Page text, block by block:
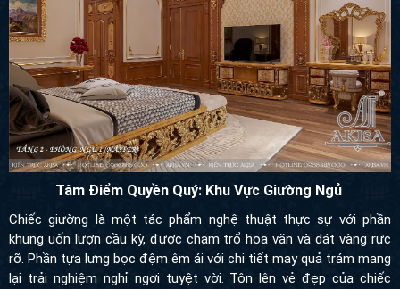
Tâm Điểm Quyền Quý: Khu Vực Giường Ngủ
Chiếc giường là một tác phẩm nghệ thuật thực sự với phần
khung uốn lượn cầu kỳ, được chạm trổ hoa văn và dát vàng rực
rỡ. Phần tựa lưng bọc đệm êm ái với chi tiết may quả trám mang
lại trải nghiệm nghỉ ngơi tuyệt vời. Tôn lên vẻ đẹp của chiếc
giường là hệ vòm gỗ tự nhiên ốp tường kiên cố, được điêu khắc
các họa tiết hoa lá tây tinh xảo. Thiết kế này tựa như một chiếc